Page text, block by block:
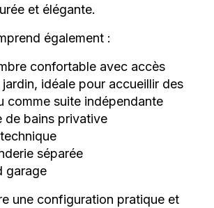
et élégante.
également :
confortable avec accès
idéale pour accueillir des
comme suite indépendante
de bains privative
séparée
garage
une configuration pratique et